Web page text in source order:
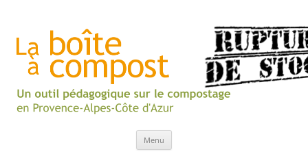
Menu